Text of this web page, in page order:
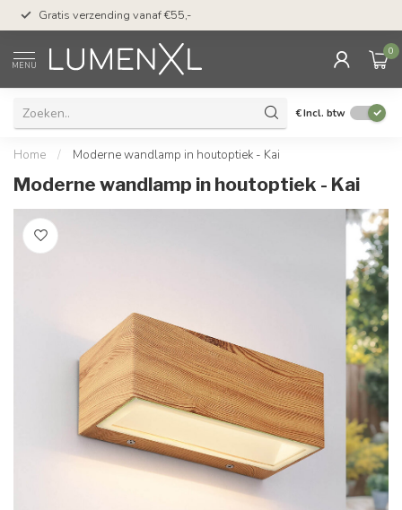
Gratis verzending vanaf €55,-
MENU
0
€Incl. btw
Home / Moderne wandlamp in houtoptiek - Kai
Moderne wandlamp in houtoptiek - Kai